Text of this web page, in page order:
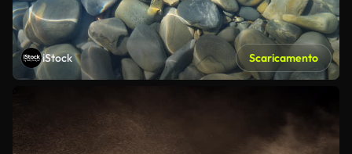
iStock Scaricamento